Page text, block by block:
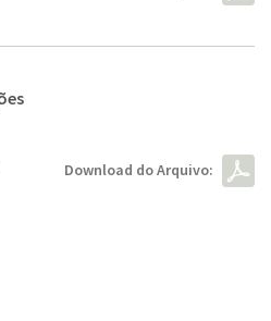
Download do Arquivo: